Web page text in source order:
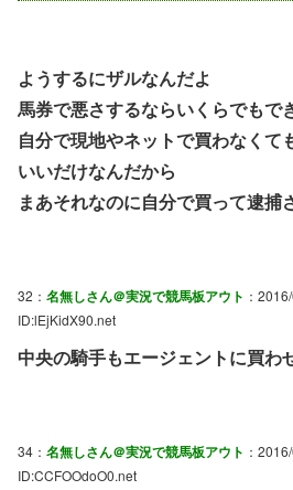
ようするにザルなんだよ
馬券で悪さするならいくらでもで
自分で現地やネットで買わなくて
いいだけなんだから
まあそれなのに自分で買って逮捕
32： 名無しさん＠実況で競馬板アウト ：
ID:lEjKidX90.net
中央の騎手もエージェントに買わ
34： 名無しさん＠実況で競馬板アウト ：
ID:CCFOOdoO0.net